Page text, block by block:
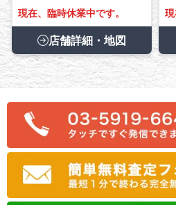
現在、臨時休業中です。
店舗詳細・地図
現